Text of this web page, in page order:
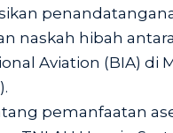
naskah hibah
Aviation (BIA) di
pemanfaatan